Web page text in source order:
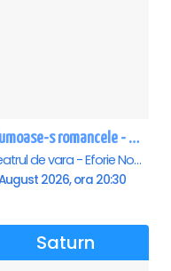
Frumoase-s romancele - Eforie Nord
Teatrul de vara - Eforie Nord, Eforie-Nord
August 2026, ora 20:30
Saturn